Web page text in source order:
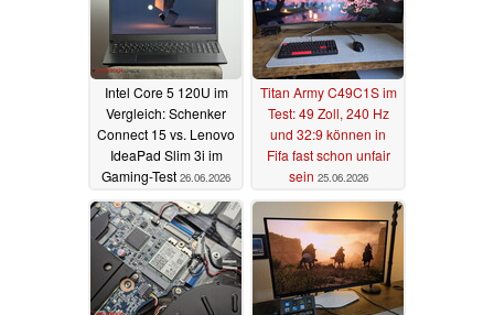
Vergleich zu OpenAI (ab €7,99/Mo.) und Anthropic (ab €20/Mo.)
deutlich günstiger und optimiert sind.
eustella setzt auf Open Weight und Open
eustella setzt auf Open-Weights-Modelle und behält dadurch die volle
technologische Kontrolle. Die KI-Modelle betreibt eustella selbst und
ausschließlich auf europäischer Infrastruktur: Gemma 4 (Google),
Qwen 3.5/3.7 (Alibaba), gpt-oss-120b (OpenAI) und Mistral (Mistral AI)
sowie Flux (Black Forest Labs) für die Bildgenerierung. Es fließen
keine Daten an die Modellentwickler oder in die USA, da die ganze
Infrastruktur-Lieferkette ausschließlich aus europäischen
Intel Core 5 120U im
Vergleich: Schenker
Connect 15 vs. Lenovo
IdeaPad Slim 3i im
Gaming-Test 26.06.2026
Titan Army C49C1S im
Test: 49 Zoll, 240 Hz
und 32:9 können in
Fifa fast schon unfair
sein 25.06.2026